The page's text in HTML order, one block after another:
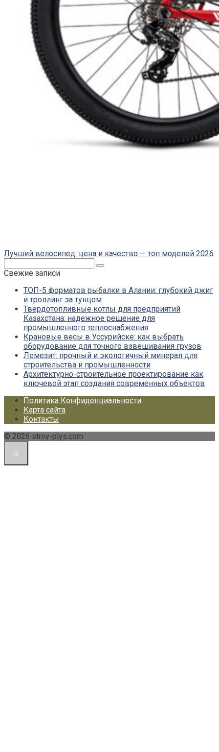
Лучший велосипед: цена и качество — топ моделей 2026
Свежие записи
ТОП-5 форматов рыбалки в Алании: глубокий джиг
и троллинг за тунцом
Твердотопливные котлы для предприятий
Казахстана: надежное решение для
промышленного теплоснабжения
Крановые весы в Уссурийске: как выбрать
оборудование для точного взвешивания грузов
Лемезит: прочный и экологичный минерал для
строительства и промышленности
Архитектурно-строительное проектирование как
ключевой этап создания современных объектов
Политика Конфиденциальности
Карта сайта
Контакты
© 2026 stroy-plys.com